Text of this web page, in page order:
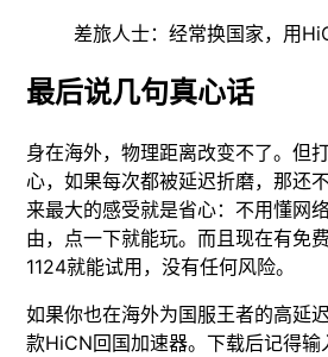
差旅人士：经常换国家，用
最后说几句真心话
身在海外，物理距离改变不了。但
心，如果每次都被延迟折磨，那还
来最大的感受就是省心：不用懂网
由，点一下就能玩。而且现在有免
1124就能试用，没有任何风险。
如果你也在海外为国服王者的高延
款HiCN回国加速器。下载后记得输